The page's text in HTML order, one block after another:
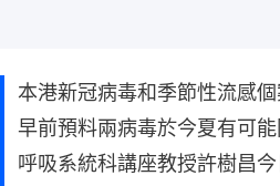
本港新冠病毒和季節性流感
早前預料兩病毒於今夏有可
呼吸系統科講座教授許樹昌